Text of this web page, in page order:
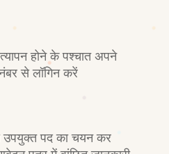
होने के पश्चात अपने
से लॉगिन करें
उपयुक्त पद का चयन कर